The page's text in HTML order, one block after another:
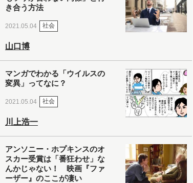
き合う方法
2021.05.04 社会
山口博
マンガでわかる「ウイルスの
変異」ってなに？
2021.05.04 社会
川上浩一
アンソニー・ホプキンスのオ
スカー受賞は「番狂わせ」な
んかじゃない！ 映画『ファ
ーザー』のここが凄い